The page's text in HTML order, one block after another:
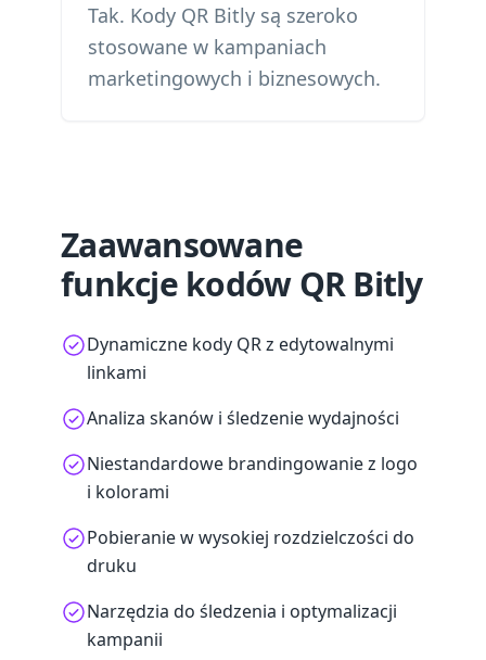
Tak. Kody QR Bitly są szeroko
stosowane w kampaniach
marketingowych i biznesowych.
Zaawansowane
funkcje kodów QR Bitly
Dynamiczne kody QR z edytowalnymi
linkami
Analiza skanów i śledzenie wydajności
Niestandardowe brandingowanie z logo
i kolorami
Pobieranie w wysokiej rozdzielczości do
druku
Narzędzia do śledzenia i optymalizacji
kampanii